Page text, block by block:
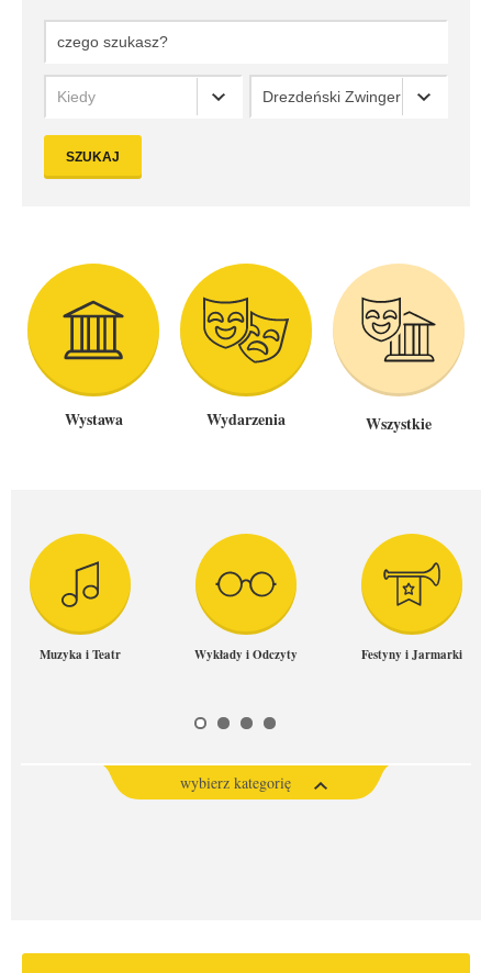
Kiedy Drezdeński Zwinger
SZUKAJ
Wystawa Wydarzenia Wszystkie
Muzyka i Teatr Wykłady i Odczyty Festyny i Jarmarki
wybierz kategorię